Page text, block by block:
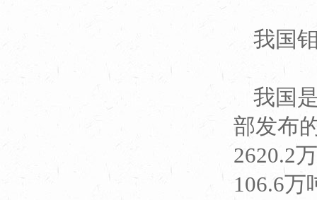
我国
我国
部发布
2620.2
106.6万